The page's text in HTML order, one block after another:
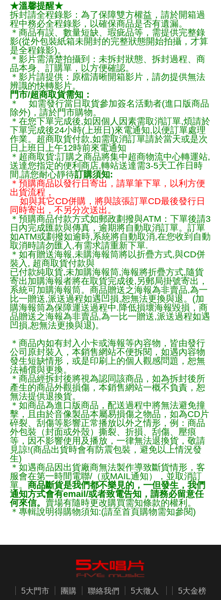
★溫馨提醒★
拆封請全程錄影：為了保障雙方權益，請於開箱過
程中務必全程錄影，以確保商品是否有遺漏。
＊商品有誤、數量短缺、瑕疵品等，需提供完整錄
影(從外包裝紙箱未開封的完整狀態開始拍攝，才算
是全程錄影)。
＊影片需清楚拍攝到：未拆封狀態、拆封過程、商
品本身、訂購單，以方便確認。
＊影片請提供：原檔清晰開箱影片，請勿提供無法
辨識的快轉影片。
門市/超商取貨需知：
＊ 如需發行當日取貨參加簽名活動者(進口版商品
除外)，請於門市購物。
＊在您下單完成後,如因個人因素需取消訂單,煩請於
下單完成後24小時(上班日)來電通知,以便訂單處理
作業。超商取貨付款,如需取消訂單請於當天或是次
日上班日上午12時前來電通知
＊超商取貨:訂購之商品將集中超商物流中心轉運站,
送達您指定的便利商店,轉站送達需3-5天工作日時
間,請您耐心靜待訂購須知:
＊預購商品以發行日寄出，請單筆下單，以利方便
出貨流程，
如與其它CD併購，將與該張訂單CD最後發行日
同時寄出，不另分次送出。
＊預購商品付款方式如郵政劃撥與ATM：下單後請3
日內完成匯款與傳真，逾期將自動取消訂單。訂單
如ATM或劃撥如逾時,系統將自動取消,在您收到自動
取消時請勿匯入,有需求請重新下單.
＊如有贈送海報,未購海報筒將以折疊方式,與CD併
裝入, 超商取貨付款與
已付款純取貨,未加購海報筒,海報將折疊方式,隨貨
寄出加購海報者將在取貨完成後,另郵局掛號寄出，
系統可加購海報筒。商品贈送之海報為非賣品,為一
比一贈送,派送過程如遇凹損,恕無法更換與退。(加
購海報筒為保障運送過程中.降低損壞海報毀損，商
品贈送之海報為非賣品,為一比一贈送,派送過程如遇
凹損,恕無法更換與退)。
＊商品內如有封入小卡或海報等內容物，皆由發行
公司原封裝入，本銷售網站不便拆閱，如遇內容物
發生短缺情形，或是印刷上的個人觀感問題，恕無
法補償與更換。
＊商品經拆封後將視為認同該商品，如為拆封後所
產生的商品外觀損傷，本銷售網站一概不負責，恕
無法提供退換貨。
＊如商品為進口版商品，配送過程中將無法避免撞
擊，且由於音像製品本屬易損傷之物品，如為CD片
碎裂、刮傷等影響正常播放以外之情形，例：商品
外包裝（封面或外殼）撕裂、折損、刮傷、壓痕
等，因不影響使用及播放，一律無法退換貨，敬請
見諒!(商品出貨時會有防震包裝，避免以上情況發
生)
＊如遇商品因出貨廠商無法製作導致斷貨情形，客
服會在第一時間電聯/（或MAIL通知），並取消訂
單。 商品斷貨是我們都不樂見的，一但發生，我們
通知方式會有email/或者致電告知，請務必留意任
何來信。 賣場有隨時更改購買需知條款的權利。
＊專輯說明得購物須知:(請至首頁購物需知參閱)
5大門市 團購 聯絡我們 5大徵人 5大金榜